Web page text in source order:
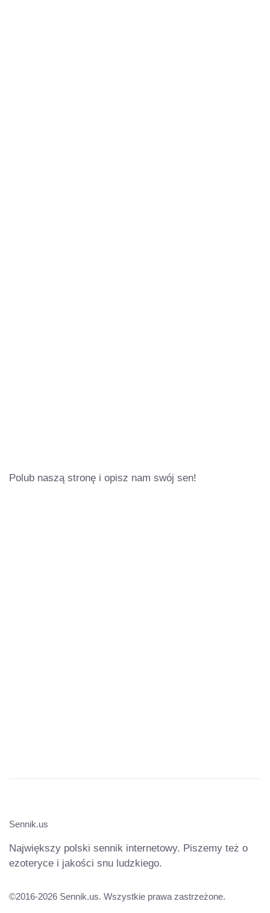
Polub naszą stronę i opisz nam swój sen!
Sennik.us
Największy polski sennik internetowy. Piszemy też o
ezoteryce i jakości snu ludzkiego.
©2016-2026 Sennik.us. Wszystkie prawa zastrzeżone.